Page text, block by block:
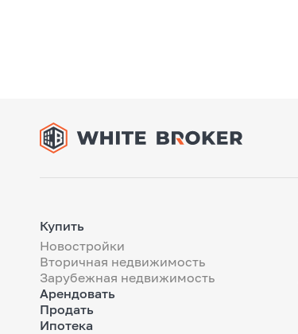
Купить
Новостройки
Вторичная недвижимость
Зарубежная недвижимость
Арендовать
Продать
Ипотека